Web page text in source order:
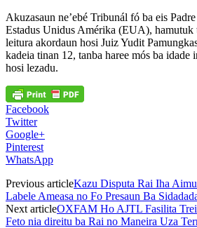
Akuzasaun ne’ebé Tribunál fó ba eis
Estadus Unidus Amérika (EUA), hamutuk
leitura akordaun hosi Juiz Yudit
kadeia tinan 12, tanba haree mós ba
hosi lezadu.
Facebook
Twitter
Google+
Pinterest
WhatsApp
Previous articleKazu Disputa Rai Iha
Labele Ameasa no Fo Presaun Ba
Next articleOXFAM Ho AJTL Fasilita
Feto nia direitu ba Rai no Maneira Uza